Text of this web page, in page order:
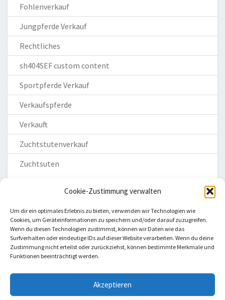
Cookie-Zustimmung verwalten
Um dir ein optimales Erlebnis zu bieten, verwenden wir Technologien wie
Cookies, um Geräteinformationen zu speichern und/oder darauf zuzugreifen.
Wenn du diesen Technologien zustimmst, können wir Daten wie das
Surfverhalten oder eindeutige IDs auf dieser Website verarbeiten. Wenn du deine
Zustimmung nicht erteilst oder zurückziehst, können bestimmte Merkmale und
Funktionen beeinträchtigt werden.
Akzeptieren
Fohlenverkauf
Jungpferde Verkauf
Rechtliches
sh404SEF custom content
Sportpferde Verkauf
Verkaufspferde
Verkauft
Zuchtstutenverkauf
Zuchtsuten
Homepage
Impressum